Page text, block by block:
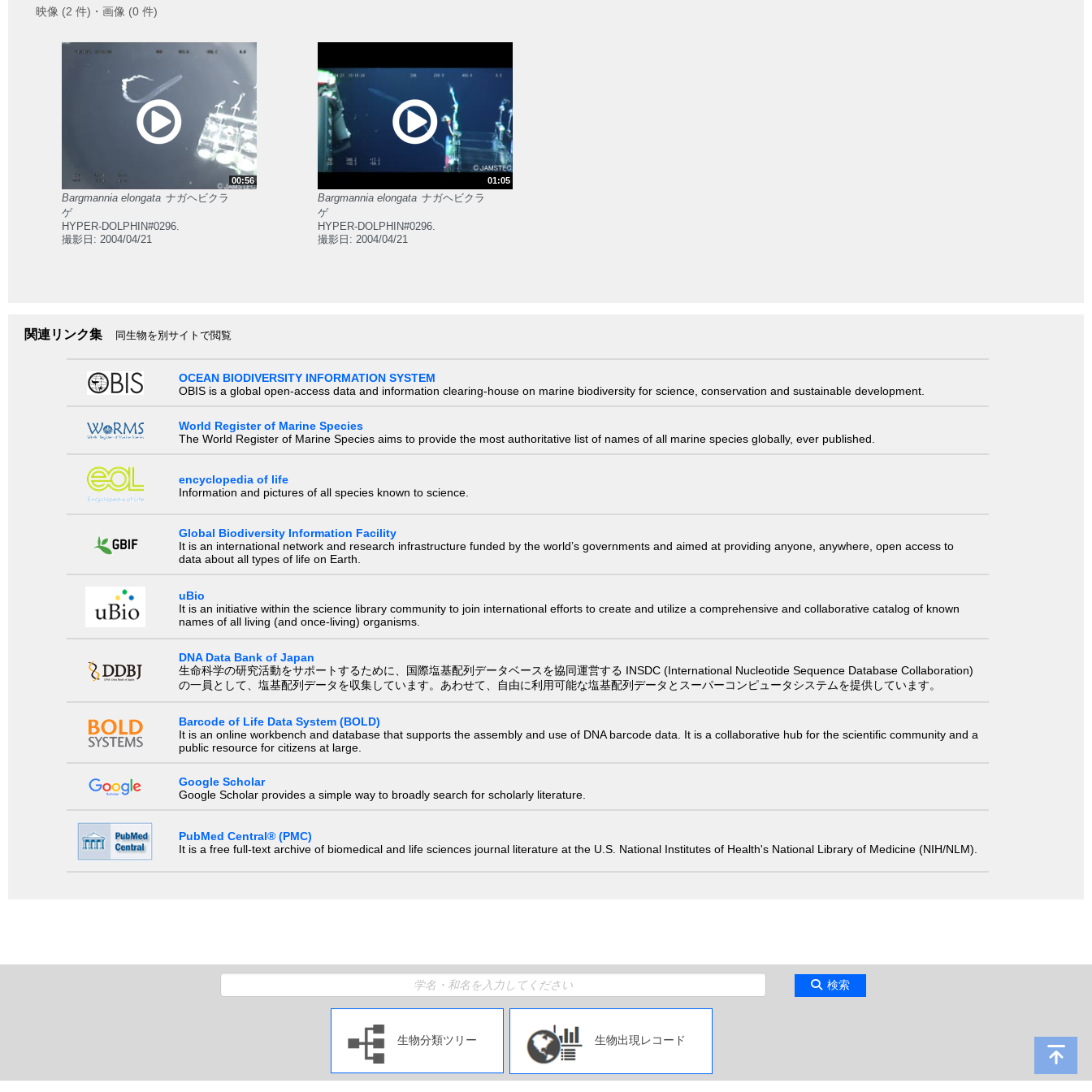
映像 (2 件)・画像 (0 件)
00:56
Bargmannia elongata ナガヘビクラ
ゲ
HYPER-DOLPHIN#0296.
撮影日: 2004/04/21
01:05
Bargmannia elongata ナガヘビクラ
ゲ
HYPER-DOLPHIN#0296.
撮影日: 2004/04/21
関連リンク集 同生物を別サイトで閲覧
OCEAN BIODIVERSITY INFORMATION SYSTEM
OBIS is a global open-access data and information clearing-house on marine biodiversity for science, conservation and sustainable development.
World Register of Marine Species
The World Register of Marine Species aims to provide the most authoritative list of names of all marine species globally, ever published.
encyclopedia of life
Information and pictures of all species known to science.
Global Biodiversity Information Facility
It is an international network and research infrastructure funded by the world’s governments and aimed at providing anyone, anywhere, open access to
data about all types of life on Earth.
uBio
It is an initiative within the science library community to join international efforts to create and utilize a comprehensive and collaborative catalog of known
names of all living (and once-living) organisms.
DNA Data Bank of Japan
生命科学の研究活動をサポートするために、国際塩基配列データベースを協同運営する INSDC (International Nucleotide Sequence Database Collaboration)
の一員として、塩基配列データを収集しています。あわせて、自由に利用可能な塩基配列データとスーパーコンピュータシステムを提供しています。
Barcode of Life Data System (BOLD)
It is an online workbench and database that supports the assembly and use of DNA barcode data. It is a collaborative hub for the scientific community and a
public resource for citizens at large.
Google Scholar
Google Scholar provides a simple way to broadly search for scholarly literature.
PubMed Central® (PMC)
It is a free full-text archive of biomedical and life sciences journal literature at the U.S. National Institutes of Health's National Library of Medicine (NIH/NLM).
検索
生物分類ツリー 生物出現レコード